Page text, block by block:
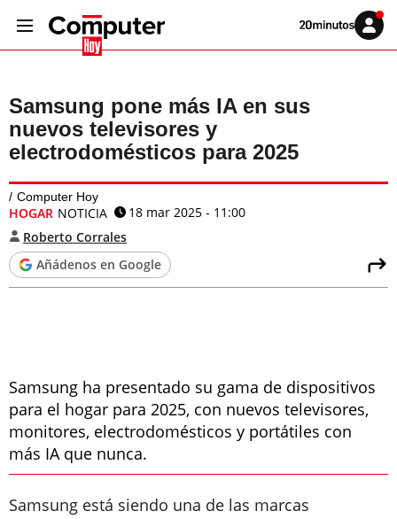
Volver
Iniciar
sesión
Samsung pone más IA en sus
nuevos televisores y
electrodomésticos para 2025
Computer Hoy
HOGAR NOTICIA
18 mar 2025 - 11:00
Roberto Corrales
Añádenos en Google
Samsung ha presentado su gama de dispositivos
para el hogar para 2025, con nuevos televisores,
monitores, electrodomésticos y portátiles con
más IA que nunca.
Samsung está siendo una de las marcas